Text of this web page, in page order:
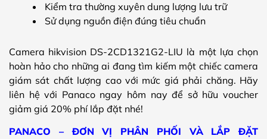
Kiểm tra thường xuyên dung lượng lưu trữ
Sử dụng nguồn điện đúng tiêu chuẩn
Camera hikvision DS-2CD1321G2-LIU là một lựa chọn
hoàn hảo cho những ai đang tìm kiếm một chiếc camera
giám sát chất lượng cao với mức giá phải chăng. Hãy
liên hệ với Panaco ngay hôm nay để sở hữu voucher
giảm giá 20% phí lắp đặt nhé!
PANACO – ĐƠN VỊ PHÂN PHỐI VÀ LẮP ĐẶT